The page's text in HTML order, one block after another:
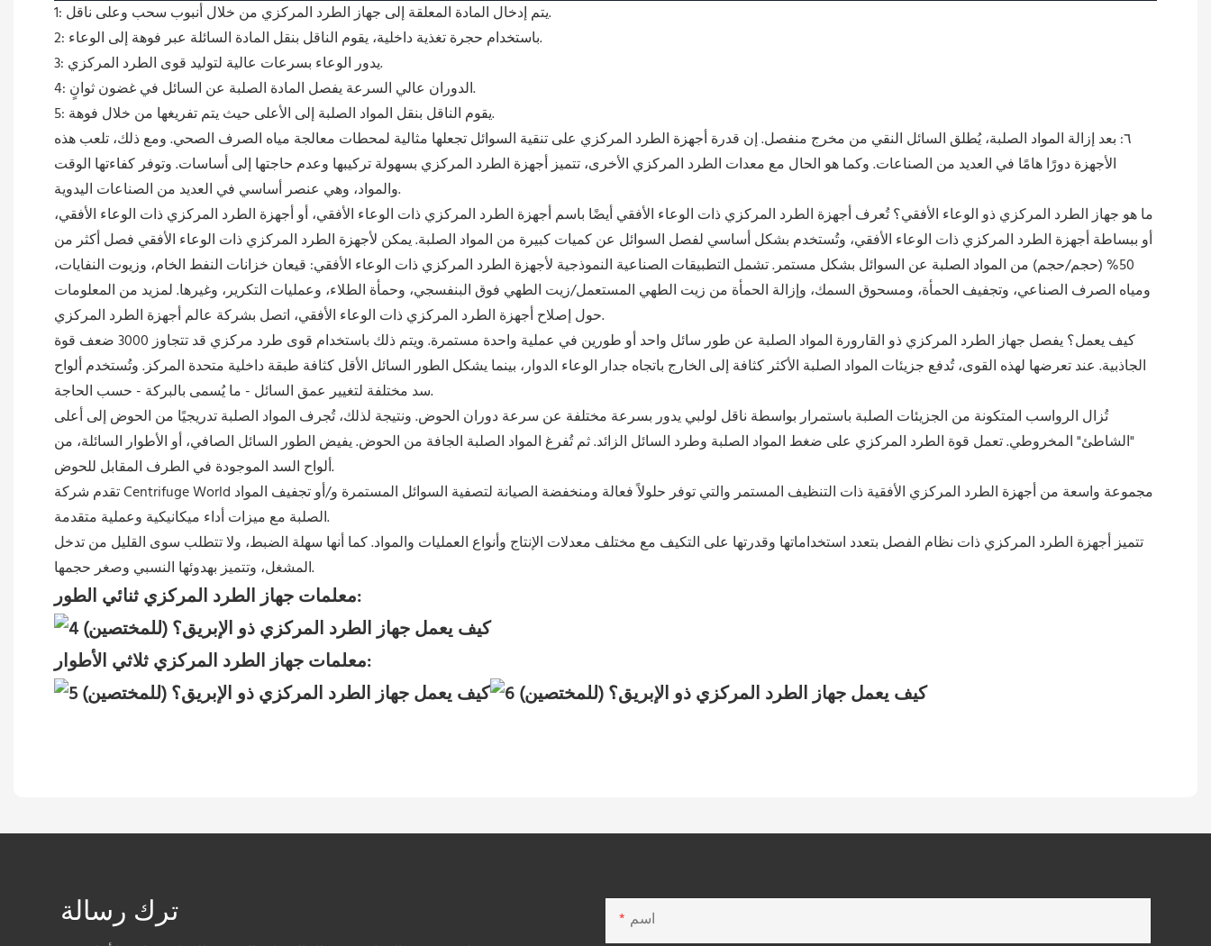
1: يتم إدخال المادة المعلقة إلى جهاز الطرد المركزي من خلال أنبوب سحب وعلى ناقل.
2: باستخدام حجرة تغذية داخلية، يقوم الناقل بنقل المادة السائلة عبر فوهة إلى الوعاء.
3: يدور الوعاء بسرعات عالية لتوليد قوى الطرد المركزي.
4: الدوران عالي السرعة يفصل المادة الصلبة عن السائل في غضون ثوانٍ.
5: يقوم الناقل بنقل المواد الصلبة إلى الأعلى حيث يتم تفريغها من خلال فوهة.
٦: بعد إزالة المواد الصلبة، يُطلق السائل النقي من مخرج منفصل. إن قدرة أجهزة الطرد المركزي على تنقية السوائل تجعلها مثالية لمحطات معالجة مياه الصرف الصحي. ومع ذلك، تلعب هذه
الأجهزة دورًا هامًا في العديد من الصناعات. وكما هو الحال مع معدات الطرد المركزي الأخرى، تتميز أجهزة الطرد المركزي بسهولة تركيبها وعدم حاجتها إلى أساسات. وتوفر كفاءتها الوقت
والمواد، وهي عنصر أساسي في العديد من الصناعات اليدوية.
ما هو جهاز الطرد المركزي ذو الوعاء الأفقي؟ تُعرف أجهزة الطرد المركزي ذات الوعاء الأفقي أيضًا باسم أجهزة الطرد المركزي ذات الوعاء الأفقي، أو أجهزة الطرد المركزي ذات الوعاء الأفقي،
أو ببساطة أجهزة الطرد المركزي ذات الوعاء الأفقي، وتُستخدم بشكل أساسي لفصل السوائل عن كميات كبيرة من المواد الصلبة. يمكن لأجهزة الطرد المركزي ذات الوعاء الأفقي فصل أكثر من
50% (حجم/حجم) من المواد الصلبة عن السوائل بشكل مستمر. تشمل التطبيقات الصناعية النموذجية لأجهزة الطرد المركزي ذات الوعاء الأفقي: قيعان خزانات النفط الخام، وزيوت النفايات،
ومياه الصرف الصناعي، وتجفيف الحمأة، ومسحوق السمك، وإزالة الحمأة من زيت الطهي المستعمل/زيت الطهي فوق البنفسجي، وحمأة الطلاء، وعمليات التكرير، وغيرها. لمزيد من المعلومات
حول إصلاح أجهزة الطرد المركزي ذات الوعاء الأفقي، اتصل بشركة عالم أجهزة الطرد المركزي.
كيف يعمل؟ يفصل جهاز الطرد المركزي ذو القارورة المواد الصلبة عن طور سائل واحد أو طورين في عملية واحدة مستمرة. ويتم ذلك باستخدام قوى طرد مركزي قد تتجاوز 3000 ضعف قوة
الجاذبية. عند تعرضها لهذه القوى، تُدفع جزيئات المواد الصلبة الأكثر كثافة إلى الخارج باتجاه جدار الوعاء الدوار، بينما يشكل الطور السائل الأقل كثافة طبقة داخلية متحدة المركز. وتُستخدم ألواح
سد مختلفة لتغيير عمق السائل - ما يُسمى بالبركة - حسب الحاجة.
تُزال الرواسب المتكونة من الجزيئات الصلبة باستمرار بواسطة ناقل لولبي يدور بسرعة مختلفة عن سرعة دوران الحوض. ونتيجة لذلك، تُجرف المواد الصلبة تدريجيًا من الحوض إلى أعلى
"الشاطئ" المخروطي. تعمل قوة الطرد المركزي على ضغط المواد الصلبة وطرد السائل الزائد. ثم تُفرغ المواد الصلبة الجافة من الحوض. يفيض الطور السائل الصافي، أو الأطوار السائلة، من
ألواح السد الموجودة في الطرف المقابل للحوض.
تقدم شركة Centrifuge World مجموعة واسعة من أجهزة الطرد المركزي الأفقية ذات التنظيف المستمر والتي توفر حلولاً فعالة ومنخفضة الصيانة لتصفية السوائل المستمرة و/أو تجفيف المواد
الصلبة مع ميزات أداء ميكانيكية وعملية متقدمة.
تتميز أجهزة الطرد المركزي ذات نظام الفصل بتعدد استخداماتها وقدرتها على التكيف مع مختلف معدلات الإنتاج وأنواع العمليات والمواد. كما أنها سهلة الضبط، ولا تتطلب سوى القليل من تدخل
المشغل، وتتميز بهدوئها النسبي وصغر حجمها.
معلمات جهاز الطرد المركزي ثنائي الطور:
معلمات جهاز الطرد المركزي ثلاثي الأطوار:
ترك رسالة اسم